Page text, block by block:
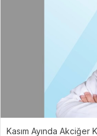
Kasım Ayında